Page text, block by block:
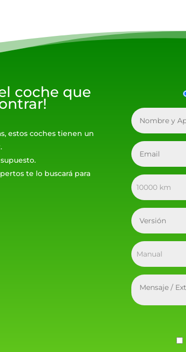
coche que
estos coches tienen un
te lo buscará para